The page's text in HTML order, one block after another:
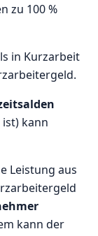
zu 100 %
in Kurzarbeit
kann
Leistung aus
kann der